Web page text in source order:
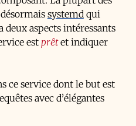
systemdqui
deux aspects intéressants
est prêtet indiquer
ce service dont le but est
avec d’élégantes